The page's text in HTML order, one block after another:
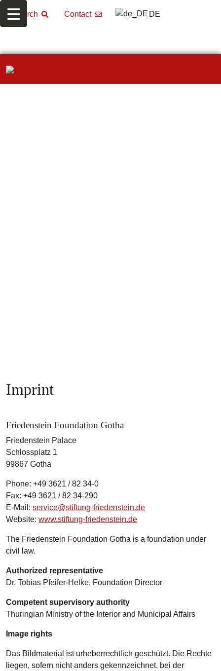
Search Contact DE
Imprint
Friedenstein Foundation Gotha
Friedenstein Palace
Schlossplatz 1
99867 Gotha
Phone: +49 3621 / 82 34-0
Fax: +49 3621 / 82 34-290
E-Mail: service@stiftung-friedenstein.de
Website: www.stiftung-friedenstein.de
The Friedenstein Foundation Gotha is a foundation under
civil law.
Authorized representative
Dr. Tobias Pfeifer-Helke, Foundation Director
Competent supervisory authority
Thuringian Ministry of the Interior and Municipal Affairs
Image rights
Das Bildmaterial ist urheberrechtlich geschützt. Die Rechte
liegen, sofern nicht anders gekennzeichnet, bei der